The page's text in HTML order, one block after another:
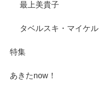
最上美貴子
タベルスキ・マイケル
特集
あきたnow！